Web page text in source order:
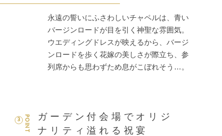
永遠の誓いにふさわしいチャペルは、青い
バージンロードが目を引く神聖な雰囲気。
ウエディングドレスが映えるから、バージ
ンロードを歩く花嫁の美しさが際立ち、参
列席からも思わずため息がこぼれそう…。
POINT
3
ガーデン付会場でオリジ
ナリティ溢れる祝宴